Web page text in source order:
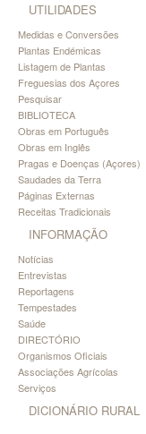
UTILIDADES
Medidas e Conversões
Plantas Endémicas
Listagem de Plantas
Freguesias dos Açores
Pesquisar
BIBLIOTECA
Obras em Português
Obras em Inglês
Pragas e Doenças (Açores)
Saudades da Terra
Páginas Externas
Receitas Tradicionais
INFORMAÇÃO
Notícias
Entrevistas
Reportagens
Tempestades
Saúde
DIRECTÓRIO
Organismos Oficiais
Associações Agrícolas
Serviços
DICIONÁRIO RURAL